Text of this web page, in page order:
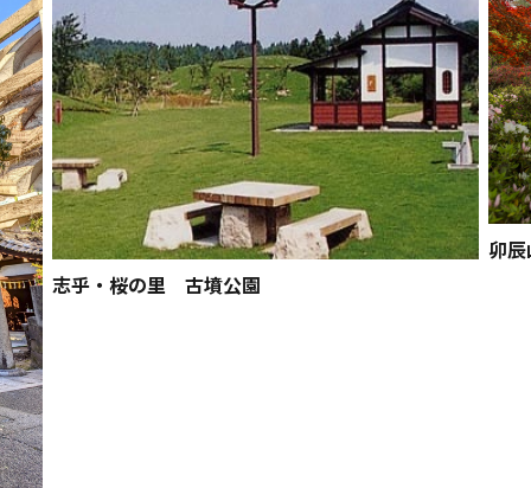
志乎・桜の里 古墳公園
卯